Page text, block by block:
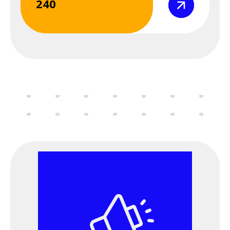
Σεμινάριο
(webinar) "Μέσα
Ατομικής
12:00 am - 09:00 pm
Διαδικτυακό
06:00 pm - 09:00 pm
Εκδήλωση
ΕΛ.ΙΝ.Υ.Α.Ε. - Παν.
Ιωαννίνων -
240